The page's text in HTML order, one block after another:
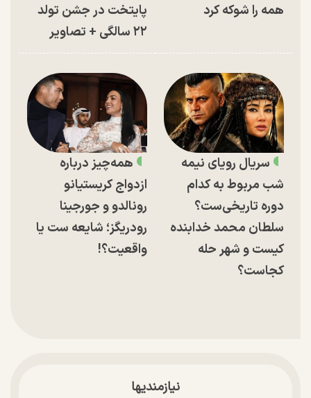
همه را شوکه کرد
پایتخت در جشن تولد
۲۲ سالگی + تصاویر
سریال رویای نیمه
شب مربوط به کدام
دوره تاریخی‌ست؟
سلطان محمد خدابنده
کیست و شهر حله
کجاست؟
همه‌چیز درباره
ازدواج کریستیانو
رونالدو و جورجینا
رودریگز؛ شایعه ست یا
واقعیت؟!
نیازمندیها